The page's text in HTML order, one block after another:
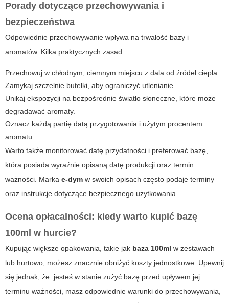
Porady dotyczące przechowywania i
bezpieczeństwa
Odpowiednie przechowywanie wpływa na trwałość bazy i
aromatów. Kilka praktycznych zasad:
Przechowuj w chłodnym, ciemnym miejscu z dala od źródeł ciepła.
Zamykaj szczelnie butelki, aby ograniczyć utlenianie.
Unikaj ekspozycji na bezpośrednie światło słoneczne, które może
degradawać aromaty.
Oznacz każdą partię datą przygotowania i użytym procentem
aromatu.
Warto także monitorować datę przydatności i preferować bazę,
która posiada wyraźnie opisaną datę produkcji oraz termin
ważności. Marka e-dym w swoich opisach często podaje terminy
oraz instrukcje dotyczące bezpiecznego użytkowania.
Ocena opłacalności: kiedy warto kupić bazę
100ml w hurcie?
Kupując większe opakowania, takie jak baza 100ml w zestawach
lub hurtowo, możesz znacznie obniżyć koszty jednostkowe. Upewnij
się jednak, że: jesteś w stanie zużyć bazę przed upływem jej
terminu ważności, masz odpowiednie warunki do przechowywania,